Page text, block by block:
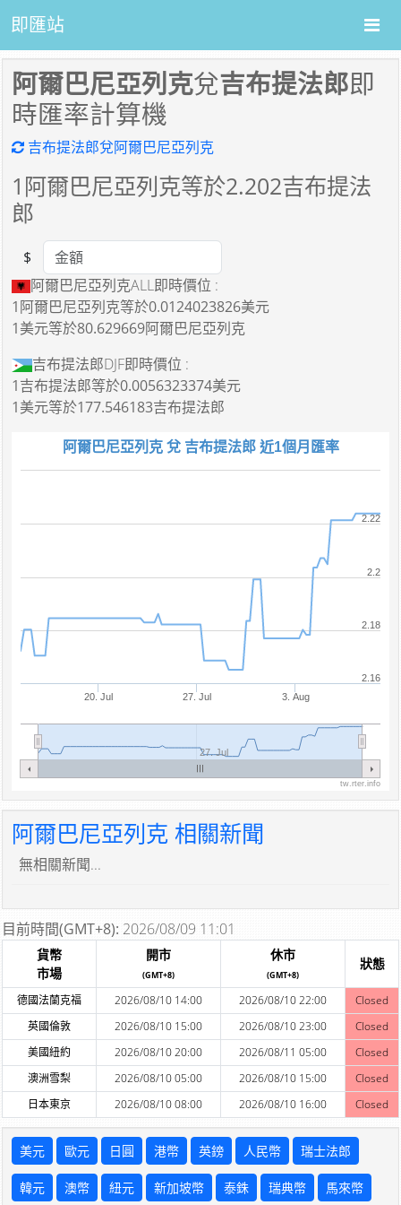
即匯站
阿爾巴尼亞列克兌吉布提法郎即
時匯率計算機
吉布提法郎兌阿爾巴尼亞列克
1 阿爾巴尼亞列克等於2.202吉布提法
郎
Amount
$
阿爾巴尼亞列克ALL即時價位 :
1阿爾巴尼亞列克等於0.0124023826美元
1美元等於80.629669阿爾巴尼亞列克
吉布提法郎DJF即時價位 :
1吉布提法郎等於0.0056323374美元
1美元等於177.546183吉布提法郎
阿爾巴尼亞列克 兌 吉布提法郎 近1個月匯率
20. Jul 27. Jul 3. Aug
27. Jul
2.16
2.18
2.2
2.22
tw.rter.info
阿爾巴尼亞列克 相關新聞
無相關新聞...
目前時間(GMT+8): 2026/08/09 11:01
貨幣
市場
開市
(GMT+8)
休市
(GMT+8)
狀態
德國法蘭克福 2026/08/10 14:00 2026/08/10 22:00
Closed
英國倫敦
2026/08/10 15:00 2026/08/10 23:00
Closed
美國紐約
2026/08/10 20:00 2026/08/11 05:00
Closed
澳洲雪梨
2026/08/10 05:00 2026/08/10 15:00
Closed
日本東京
2026/08/10 08:00 2026/08/10 16:00 Closed
美元 歐元 日圓 港幣 英鎊 人民幣 瑞士法郎
韓元 澳幣 紐元 新加坡幣 泰銖 瑞典幣 馬來幣